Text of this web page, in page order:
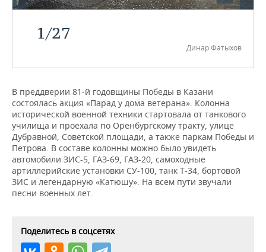
НЕФТЕХИМИЯ
НЕФТЬ
ТЕЛЕКОММУНИКАЦИИ
БИЗНЕС-БРАНЧИ
ONLINE-КОНФЕРЕНЦИИ
ОТКРЫТАЯ ЛЕКЦИЯ
ФУТБОЛ
ХОККЕЙ
БАСКЕТБОЛ
ВОЛЕЙБОЛ
ФИГУРНОЕ КАТАНИЕ
НОВОСТИ ОБЩЕСТВА
ВЛАСТЬ
ИНФРАСТРУКТУРА
ИСТОРИЯ
МЕДИЦИНА
ФОТОГАЛЕРЕЯ
СЮЖЕТЫ
СПРАВОЧНИК
СПИСОК ПЕРСОН
ПОЛНАЯ ВЕРСИЯ
1/27
Динар Фатыхов
В преддверии 81-й годовщины Победы в Казани
состоялась акция «Парад у дома ветерана». Колонна
исторической военной техники стартовала от танкового
училища и проехала по Оренбургскому тракту, улице
Дубравной, Советской площади, а также паркам Победы и
Петрова. В составе колонны можно было увидеть
автомобили ЗИС-5, ГАЗ-69, ГАЗ-20, самоходные
артиллерийские установки СУ-100, танк Т-34, бортовой
ЗИС и легендарную «Катюшу». На всем пути звучали
песни военных лет.
Поделитесь в соцсетях